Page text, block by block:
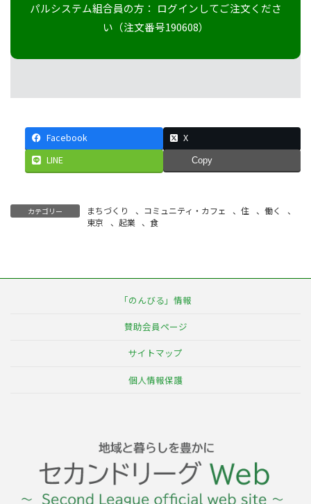
パルシステム組合員の方： ログインしてご注文くださ
い（注文番号190608）
Facebook
X
LINE
Copy
カテゴリー まちづくり 、 コミュニティ・カフェ 、住 、 働く
、
東京
、 起業 、食
「のんびる」情報
賛助会員ページ
サイトマップ
個人情報保護